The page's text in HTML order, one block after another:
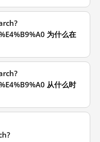
为什么在
从什么时